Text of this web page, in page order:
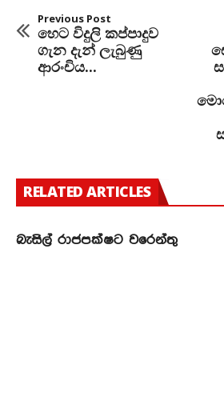
Previous Post
හෙට විදුලි කප්පාදුව
ගැන දැන් ලැබුණු
ආරංචිය...
RELATED ARTICLES
බැසිල් රාජපක්ෂට වරෙන්තු